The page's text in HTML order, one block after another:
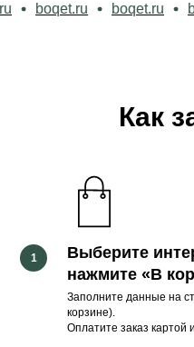
boqet.ru boqet.ru
Как
Выберите
нажмите «В
Заполните данные на
корзине).
Оплатите заказ картой